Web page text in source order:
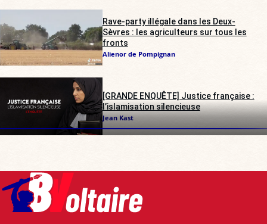
Rave-party illégale dans les Deux-
Sèvres : les agriculteurs sur tous les
fronts
Alienor de Pompignan
[GRANDE ENQUÊTE] Justice française :
l’islamisation silencieuse
Jean Kast